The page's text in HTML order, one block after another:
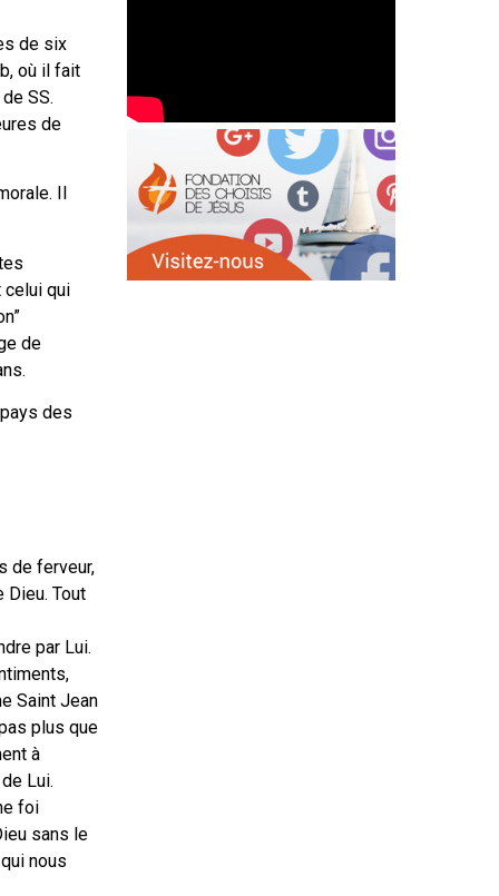
de six
où il fait
SS.
de
Il
celui qui
de
des
de ferveur,
Dieu. Tout
par Lui.
Saint Jean
plus que
à
Lui.
foi
sans le
nous